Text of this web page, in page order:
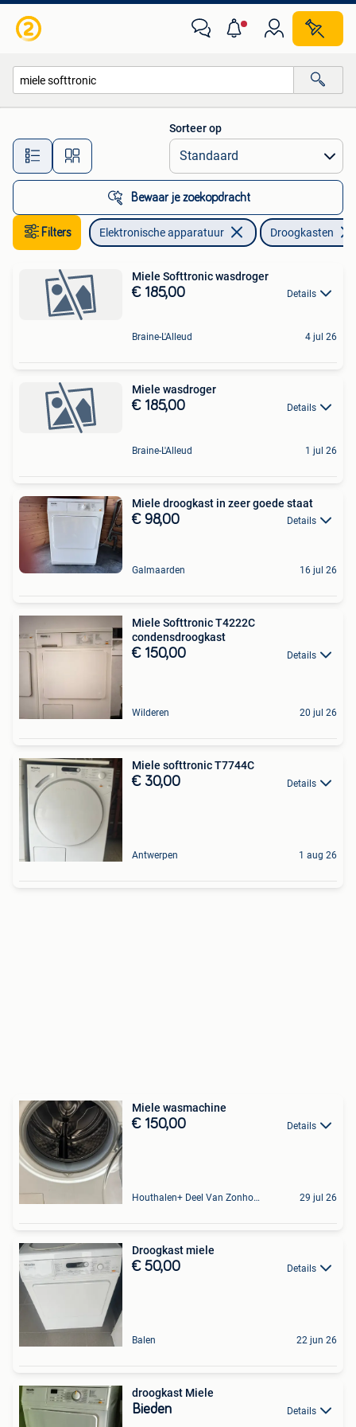
Alle afstanden…
Sorteer op
Bewaar je zoekopdracht
Filters Elektronische apparatuur Droogkasten
Miele Softtronic wasdroger
€ 185,00 Details
Braine-L'Alleud 4 jul 26
Miele wasdroger
€ 185,00 Details
Braine-L'Alleud 1 jul 26
Miele droogkast in zeer goede staat
€ 98,00 Details
Galmaarden 16 jul 26
Miele Softtronic T4222C
condensdroogkast
€ 150,00 Details
Wilderen 20 jul 26
Miele softtronic T7744C
€ 30,00 Details
Antwerpen 1 aug 26
Miele wasmachine
€ 150,00 Details
Houthalen+ Deel Van Zonhoven En Zolder 29 jul 26
Droogkast miele
€ 50,00 Details
Balen 22 jun 26
droogkast Miele
Bieden Details